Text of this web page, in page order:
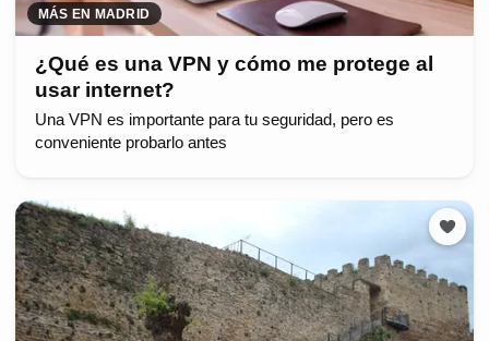
MÁS EN MADRID
¿Qué es una VPN y cómo me protege al
usar internet?
Una VPN es importante para tu seguridad, pero es
conveniente probarlo antes